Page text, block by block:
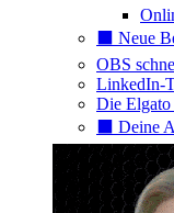
⬛️ Neue
OBS
LinkedIn-
Die Elgato
⬛️ Deine